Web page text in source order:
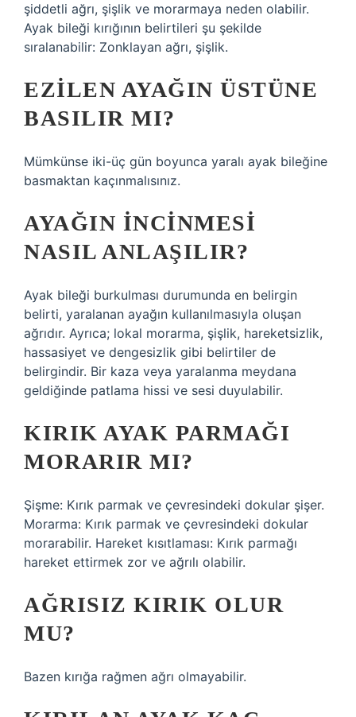
şiddetli ağrı, şişlik ve morarmaya neden olabilir.
Ayak bileği kırığının belirtileri şu şekilde
sıralanabilir: Zonklayan ağrı, şişlik.
EZILEN AYAĞIN ÜSTÜNE
BASILIR MI?
Mümkünse iki-üç gün boyunca yaralı ayak bileğine
basmaktan kaçınmalısınız.
AYAĞIN INCINMESI
NASIL ANLAŞILIR?
Ayak bileği burkulması durumunda en belirgin
belirti, yaralanan ayağın kullanılmasıyla oluşan
ağrıdır. Ayrıca; lokal morarma, şişlik, hareketsizlik,
hassasiyet ve dengesizlik gibi belirtiler de
belirgindir. Bir kaza veya yaralanma meydana
geldiğinde patlama hissi ve sesi duyulabilir.
KIRIK AYAK PARMAĞI
MORARIR MI?
Şişme: Kırık parmak ve çevresindeki dokular şişer.
Morarma: Kırık parmak ve çevresindeki dokular
morarabilir. Hareket kısıtlaması: Kırık parmağı
hareket ettirmek zor ve ağrılı olabilir.
AĞRISIZ KIRIK OLUR
MU?
Bazen kırığa rağmen ağrı olmayabilir.